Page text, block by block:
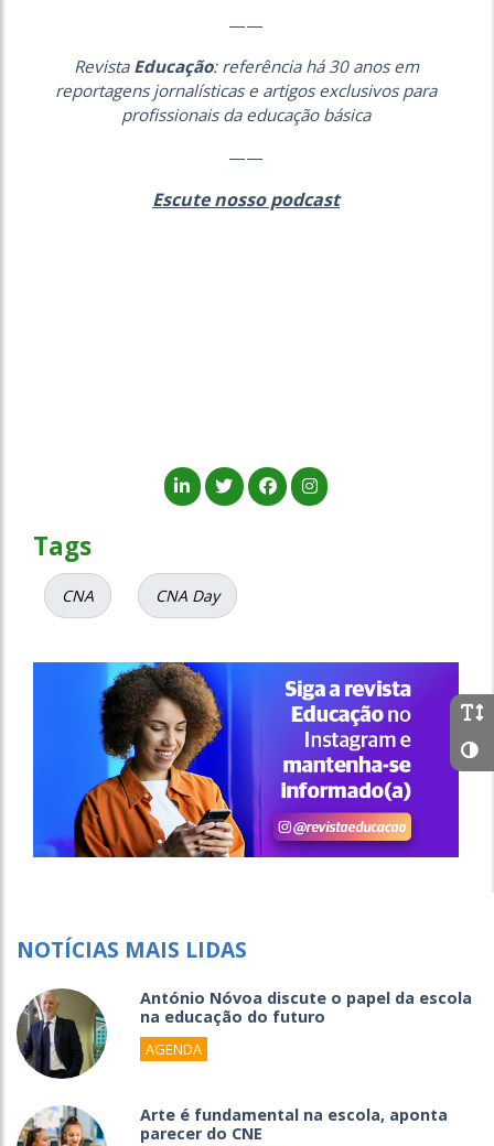
——
Revista Educação: referência há 30 anos em
reportagens jornalísticas e artigos exclusivos para
profissionais da educação básica
——
Escute nosso podcast
Tags
CNA CNA Day
NOTÍCIAS MAIS LIDAS
António Nóvoa discute o papel da escola
na educação do futuro
AGENDA
Arte é fundamental na escola, aponta
parecer do CNE